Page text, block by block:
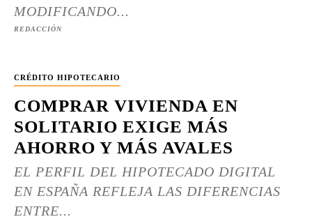
MODIFICANDO...
REDACCIÓN
CRÉDITO HIPOTECARIO
COMPRAR VIVIENDA EN
SOLITARIO EXIGE MÁS
AHORRO Y MÁS AVALES
EL PERFIL DEL HIPOTECADO DIGITAL
EN ESPAÑA REFLEJA LAS DIFERENCIAS
ENTRE...